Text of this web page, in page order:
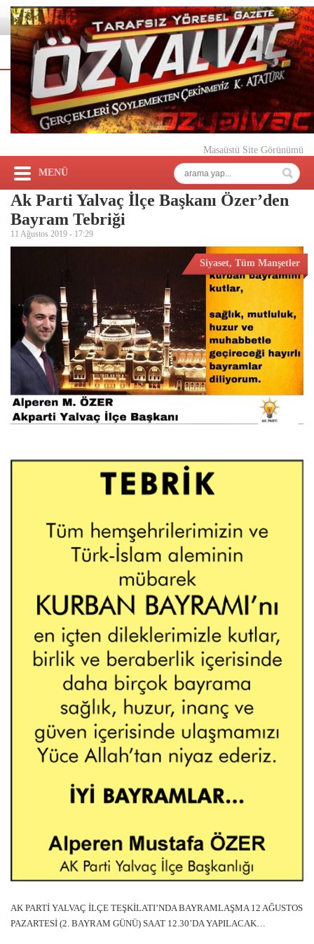
Masaüstü Site Görünümü
MENÜ
Ak Parti Yalvaç İlçe Başkanı Özer’den
Bayram Tebriği
11 Ağustos 2019 - 17:29
Siyaset, Tüm Manşetler
AK PARTİ YALVAÇ İLÇE TEŞKİLATI’NDA BAYRAMLAŞMA 12 AĞUSTOS
PAZARTESİ (2. BAYRAM GÜNÜ) SAAT 12.30’DA YAPILACAK…